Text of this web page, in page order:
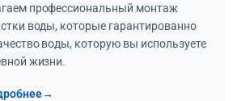
профессиональный монтаж
воды, которые гарантированно
воды, которую вы используете
жизни.
→